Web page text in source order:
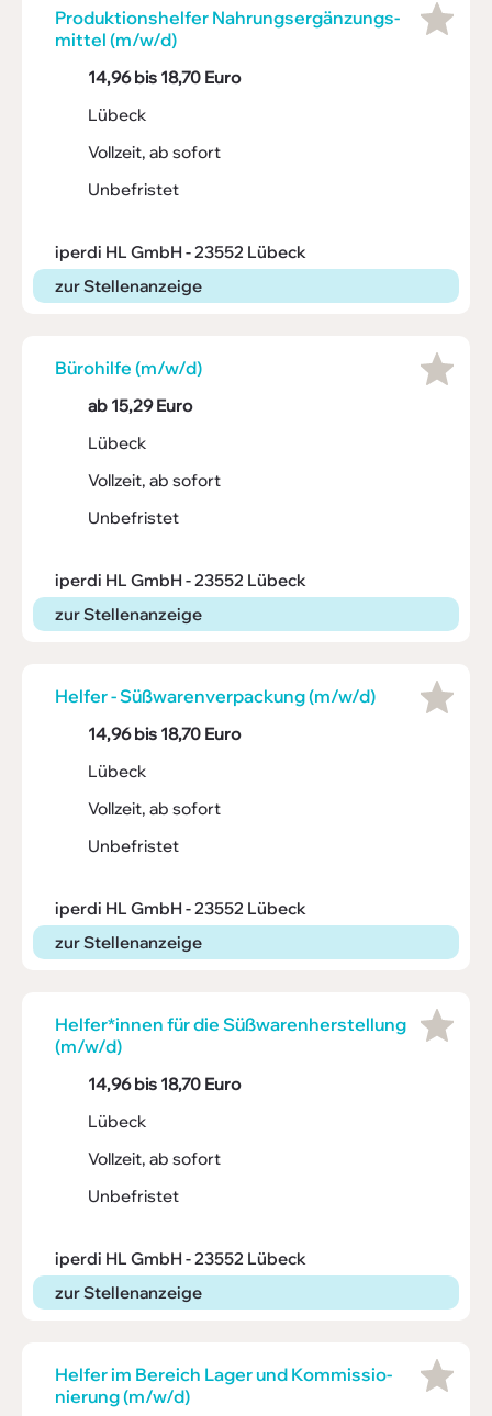
Produk­ti­ons­helfer Nahrungs­er­gän­zungs­
mittel (m/w/d)
14,96 bis 18,70 Euro
Lübeck
Vollzeit, ab sofort
Unbefristet
iperdi HL GmbH - 23552 Lübeck
zur Stellenanzeige
Büro­hilfe (m/w/d)
ab 15,29 Euro
Lübeck
Vollzeit, ab sofort
Unbefristet
iperdi HL GmbH - 23552 Lübeck
zur Stellenanzeige
Helfer - Süßwa­ren­ver­pa­ckung (m/w/d)
14,96 bis 18,70 Euro
Lübeck
Vollzeit, ab sofort
Unbefristet
iperdi HL GmbH - 23552 Lübeck
zur Stellenanzeige
Helfer*innen für die Süßwa­ren­her­stel­lung
(m/w/d)
14,96 bis 18,70 Euro
Lübeck
Vollzeit, ab sofort
Unbefristet
iperdi HL GmbH - 23552 Lübeck
zur Stellenanzeige
Helfer im Bereich Lager und Kommis­sio­
nie­rung (m/w/d)